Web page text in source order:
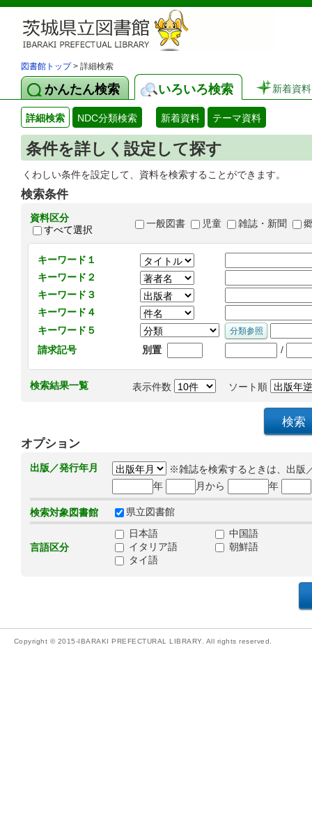
図書館トップ> 詳細検索
かんたん検索 いろいろ検索 新着資料
詳細検索 NDC分類検索 新着資料 テーマ資料
条件を詳しく設定して探す
くわしい条件を設定して、資料を検索することができます。
検索条件
資料区分
すべて選択
一般図書 児童 雑誌・新聞
キーワード１
キーワード２
キーワード３
キーワード４
キーワード５
請求記号
別置 /
検索結果一覧 表示件数 ソート順
オプション
出版／発行年月
※雑誌を検索するときは、出版
年
月から 年
検索対象図書館 県立図書館
言語区分
日本語
中国語
イタリア語
朝鮮語
タイ語
Copyright © 2015-IBARAKI PREFECTURAL LIBRARY. All rights reserved.